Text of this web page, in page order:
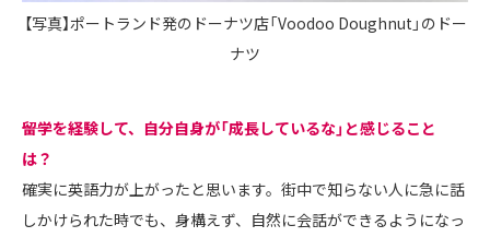
【写真】ポートランド発のドーナツ店「Voodoo Doughnut」のドー
ナツ
――留学を経験して、自分自身が「成長しているな」と感じること
は？
確実に英語力が上がったと思います。街中で知らない人に急に話
しかけられた時でも、身構えず、自然に会話ができるようになっ